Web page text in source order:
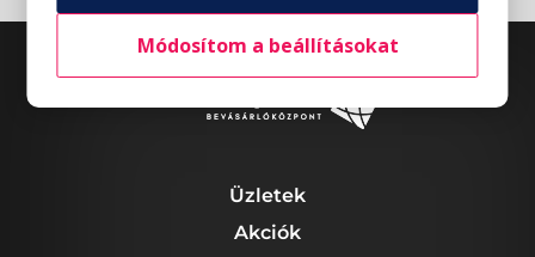
Üzletek
Akciók
Módosítom a beállításokat